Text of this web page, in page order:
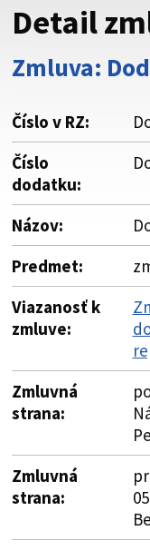
Buďte pozorní a
cez zabezpečenú
vždy začína https://
Detail
Zmluva:
Číslo v RZ:
Číslo
dodatku:
Názov:
Predmet:
Viazanosť k
zmluve:
Zmluvná
strana:
Zmluvná
strana: